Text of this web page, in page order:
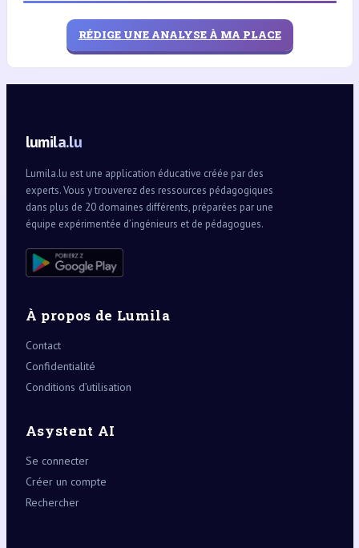
RÉDIGE UNE ANALYSE À MA PLACE
lumila.lu
Lumila.lu est une application éducative créée par des
experts. Vous y trouverez des ressources pédagogiques
dans plus de 20 domaines différents, préparées par une
équipe expérimentée d’ingénieurs et de pédagogues.
À propos de Lumila
Contact
Confidentialité
Conditions d’utilisation
Asystent AI
Se connecter
Créer un compte
Rechercher